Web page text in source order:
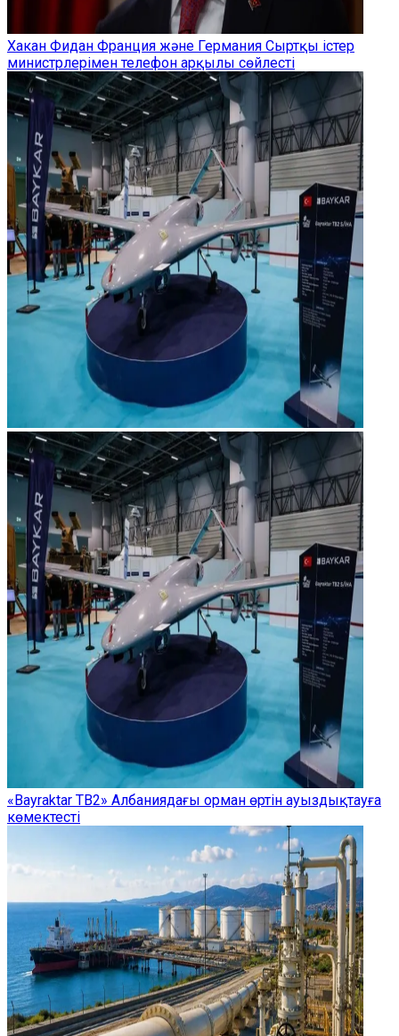
Хакан Фидан Франция және Германия Сыртқы істер
министрлерімен телефон арқылы сөйлесті
«Bayraktar TB2» Албаниядағы орман өртін ауыздықтауға
көмектесті